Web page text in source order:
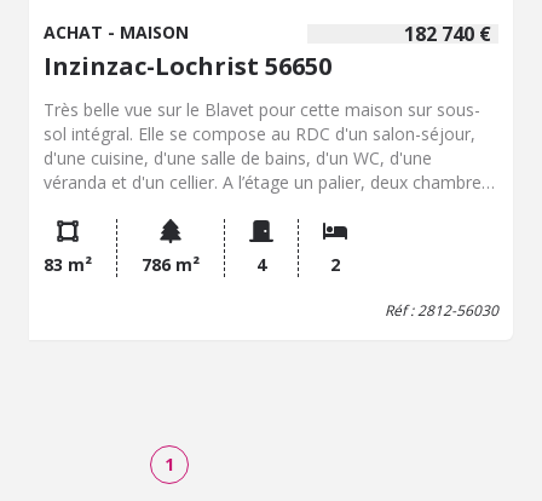
182 740 €
ACHAT - MAISON
Inzinzac-Lochrist 56650
Très belle vue sur le Blavet pour cette maison sur sous-
sol intégral. Elle se compose au RDC d'un salon-séjour,
d'une cuisine, d'une salle de bains, d'un WC, d'une
véranda et d'un cellier. A l’étage un palier, deux chambres
revoir. Menuiseries en PVC. Garage en sous-sol.
Honoraires inclus de 4.42% TTC à la charge de
l'acquéreur. Prix hors honoraires 175 000 €. Classe
énergie E, Classe climat E Montant estimé des dépenses
83 m² 786 m² 4 2
Réf : 2812-56030
1